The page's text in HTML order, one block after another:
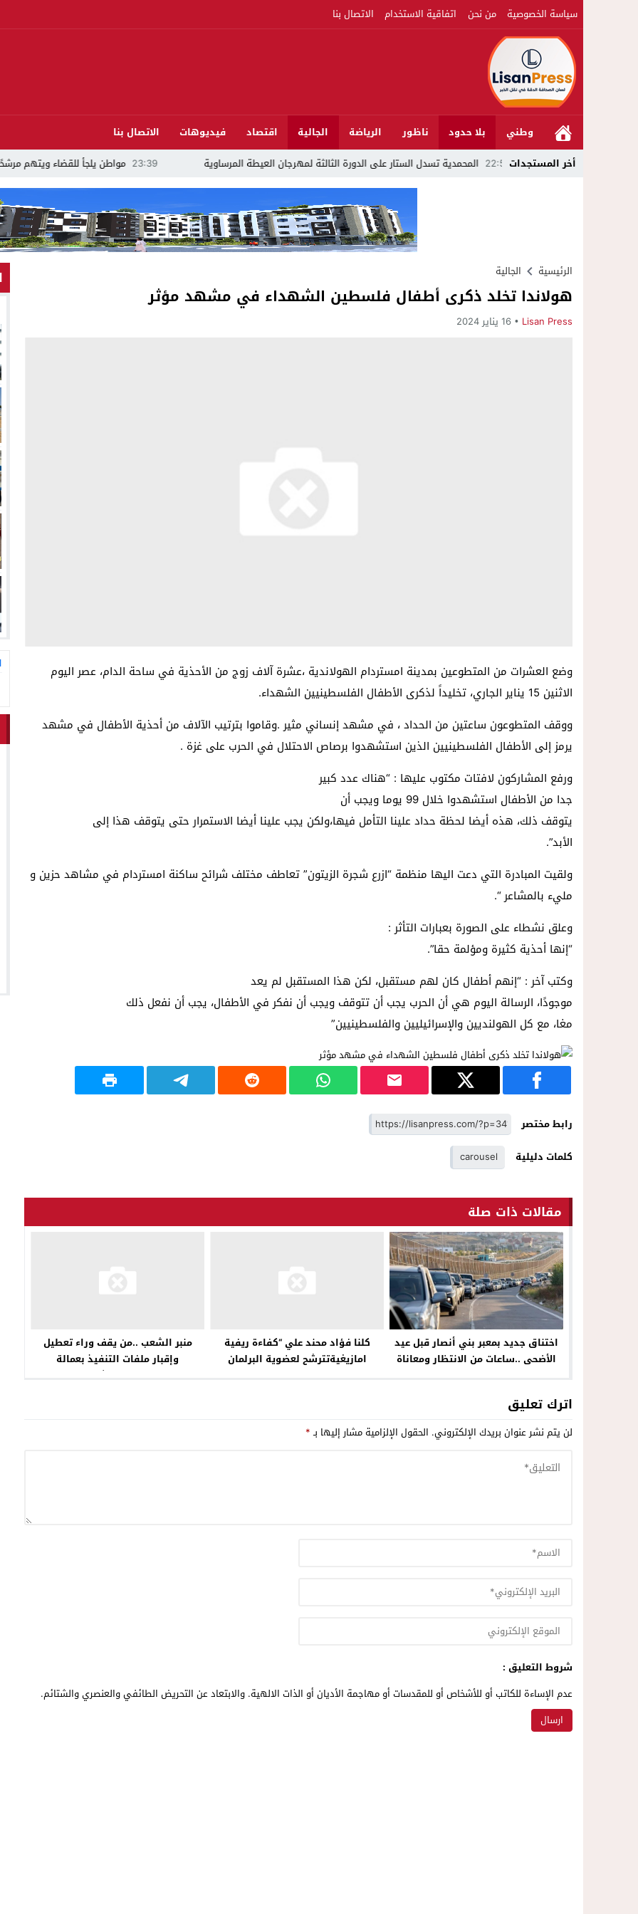
سياسة الخصوصية من نحن اتفاقية الاستخدام الاتصال بنا
وطني بلا حدود ناظور الرياضة الجالية اقتصاد فيديوهات
الاتصال بنا
أخر المستجدات
مواطن يلجأ للقضاء ويتهم مرشحًا للبرلمان بالدريوش 22:51 المحمدية تسدل الستار على الدورة الثالثة لمهرجان العيطة المرساوية
الرئيسية الجالية
هولاندا تخلد ذكرى أطفال فلسطين الشهداء في مشهد مؤثر
Lisan Press 16 يناير 2024
وضع العشرات من المتطوعين بمدينة امستردام الهولاندية ،عشرة آلاف زوج من الأحذية في ساحة الدام، عصر اليوم
الاثنين 15 يناير الجاري، تخليداً لذكرى الأطفال الفلسطينيين الشهداء.
ووقف المتطوعون ساعتين من الحداد ، في مشهد إنساني مثير .وقاموا بترتيب الآلاف من أحذية الأطفال في مشهد
يرمز إلى الأطفال الفلسطينيين الذين استشهدوا برصاص الاحتلال في الحرب على غزة .
ورفع المشاركون لافتات مكتوب عليها : “هناك عدد كبير
جدا من الأطفال استشهدوا خلال 99 يوما ويجب أن
يتوقف ذلك، هذه أيضا لحظة حداد علينا التأمل فيها،ولكن يجب علينا أيضا الاستمرار حتى يتوقف هذا إلى
الأبد”.
ولقيت المبادرة التي دعت اليها منظمة “ازرع شجرة الزيتون” تعاطف مختلف شرائح ساكنة امستردام في مشاهد حزين و
مليء بالمشاعر “.
وعلق نشطاء على الصورة بعبارات التأثر :
“إنها أحذية كثيرة ومؤلمة حقا”.
وكتب آخر : “إنهم أطفال كان لهم مستقبل، لكن هذا المستقبل لم يعد
موجودًا، الرسالة اليوم هي أن الحرب يجب أن تتوقف ويجب أن نفكر في الأطفال، يجب أن نفعل ذلك
مغا، مع كل الهولنديين والإسرائيليين والفلسطينيين”
رابط مختصر
كلمات دليلية
carousel
مقالات ذات صلة
اختناق جديد بمعبر بني أنصار قبل عيد
الأضحى ..ساعات من الانتظار ومعاناة
كلنا فؤاد محند علي “كفاءة ريفية
امازيغيةتترشح لعضوية البرلمان
منبر الشعب ..من يقف وراء تعطيل
وإقبار ملفات التنفيذ بعمالة
الناظور+وثائق
اترك تعليق
لن يتم نشر عنوان بريدك الإلكتروني. الحقول الإلزامية مشار إليها بـ*
شروط التعليق :
عدم الإساءة للكاتب أو للأشخاص أو للمقدسات أو مهاجمة الأديان أو الذات الالهية. والابتعاد عن التحريض الطائفي والعنصري والشتائم.